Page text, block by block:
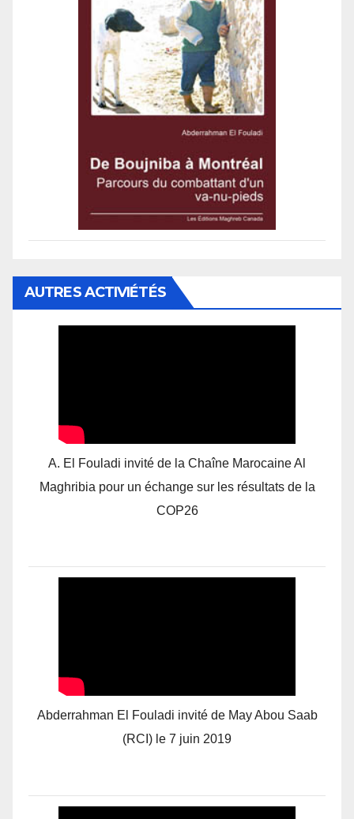
AUTRES ACTIVIÉTÉS
A. El Fouladi invité de la Chaîne Marocaine Al
Maghribia pour un échange sur les résultats de la
COP26
Abderrahman El Fouladi invité de May Abou Saab
(RCI) le 7 juin 2019